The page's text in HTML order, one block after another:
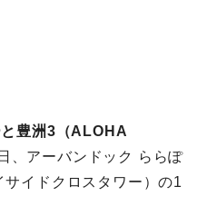
豊洲3（ALOHA
、アーバンドック ららぽ
イドクロスタワー）の1